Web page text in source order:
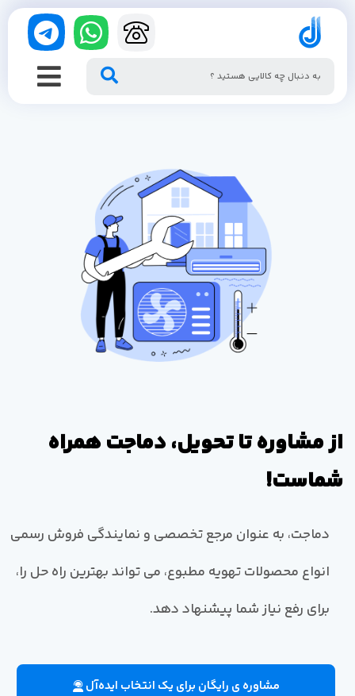
از مشاوره تا تحویل، دماجت همراه
شماست!
دماجت، به عنوان مرجع تخصصی و نمایندگی فروش رسمی
انواع محصولات تهویه مطبوع، می تواند بهترین راه حل را،
برای رفع نیاز شما پیشنهاد دهد.
مشاوره ی رایگان برای یک انتخاب ایده‌آل